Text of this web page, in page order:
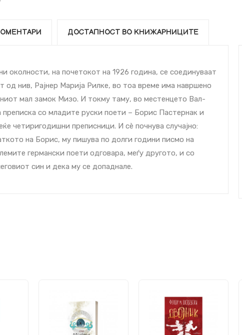
ДОСТАПНОСТ ВО КНИЖАРНИЦИТЕ
околности, на почетокот на 1926 година, се соединуваат
од нив, Рајнер Марија Рилке, во тоа време има навршено
мал замок Мизо. И токму таму, во местенцето Вал-
преписка со младите руски поети – Борис Пастернак и
четиригодишни преписници. И сè почнува случајно:
на Борис, му пишува по долги години писмо на
германски поети одговара, меѓу другото, и со
син и дека му се допаднале.